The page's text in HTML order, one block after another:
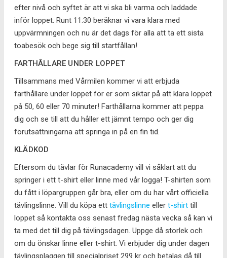
efter nivå och syftet är att vi ska bli varma och laddade
inför loppet. Runt 11:30 beräknar vi vara klara med
uppvärmningen och nu är det dags för alla att ta ett sista
toabesök och bege sig till startfållan!
FARTHÅLLARE UNDER LOPPET
Tillsammans med Vårmilen kommer vi att erbjuda
farthållare under loppet för er som siktar på att klara loppet
på 50, 60 eller 70 minuter! Farthållarna kommer att peppa
dig och se till att du håller ett jämnt tempo och ger dig
förutsättningarna att springa in på en fin tid.
KLÄDKOD
Eftersom du tävlar för Runacademy vill vi såklart att du
springer i ett t-shirt eller linne med vår logga! T-shirten som
du fått i löpargruppen går bra, eller om du har vårt officiella
tävlingslinne. Vill du köpa ett tävlingslinne eller t-shirt till
loppet så kontakta oss senast fredag nästa vecka så kan vi
ta med det till dig på tävlingsdagen. Uppge då storlek och
om du önskar linne eller t-shirt. Vi erbjuder dig under dagen
tävlingsplaggen till specialpriset 299 kr och betalas då till